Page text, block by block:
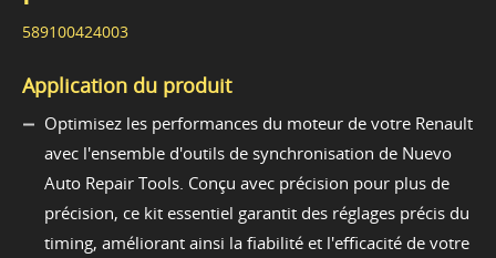
589100424003
Application du produit
Optimisez les performances du moteur de votre Renault
avec l'ensemble d'outils de synchronisation de Nuevo
Auto Repair Tools. Conçu avec précision pour plus de
précision, ce kit essentiel garantit des réglages précis du
timing, améliorant ainsi la fiabilité et l'efficacité de votre